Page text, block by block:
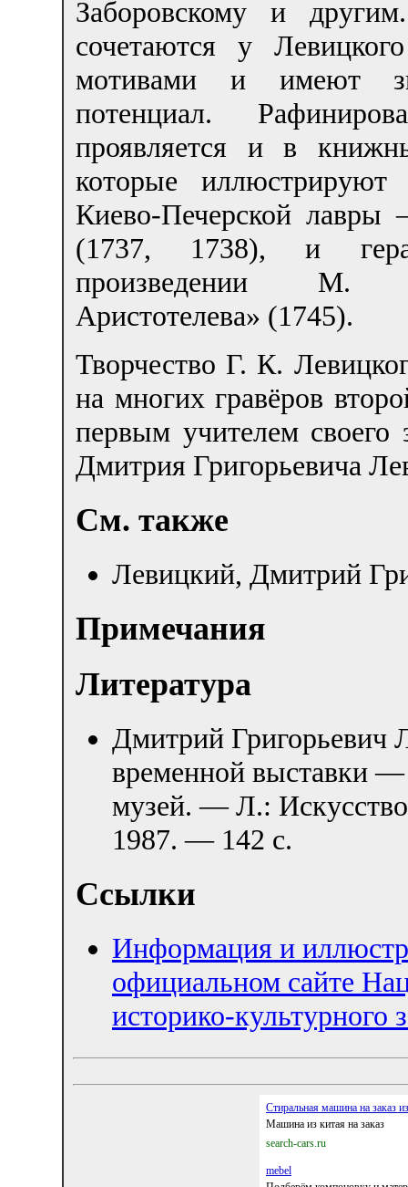
Заборовскому и
сочетаются у
мотивами и имеют
потенциал.
проявляется и в
которые иллюстрируют
Киево-Печерской
(1737, 1738), и
произведении М.
Аристотелева» (1745).
Творчество Г. К.
на многих гравёров
первым учителем
Дмитрия Григорьевича
См. также
Левицкий, Дмитрий
Примечания
Литература
Дмитрий Григорьевич
временной выставки —
музей. — Л.:
1987. — 142 с.
Ссылки
Информация и
официальном сайте
историко-культурного
Стиральная машина на заказ
Машина из китая на заказ
search-cars.ru
mebel